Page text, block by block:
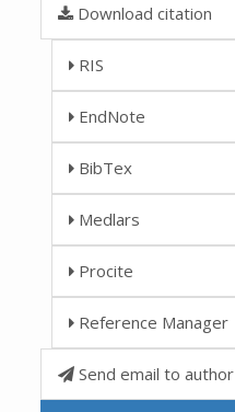
Download citation
RIS
EndNote
BibTex
Medlars
Procite
Reference Manager
Send email to author